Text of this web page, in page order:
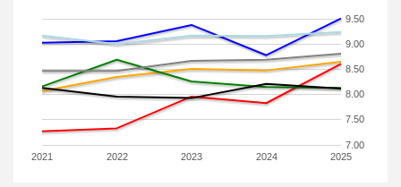
2021 2022 2023 2024 2025
7.00
7.50
8.00
8.50
9.00
9.50